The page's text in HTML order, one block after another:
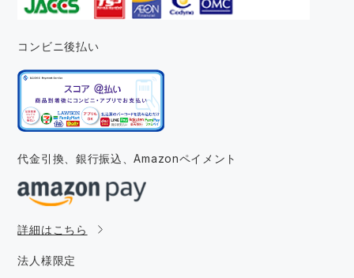
コンビニ後払い
代金引換、銀行振込、Amazonペイメント
詳細はこちら
法人様限定